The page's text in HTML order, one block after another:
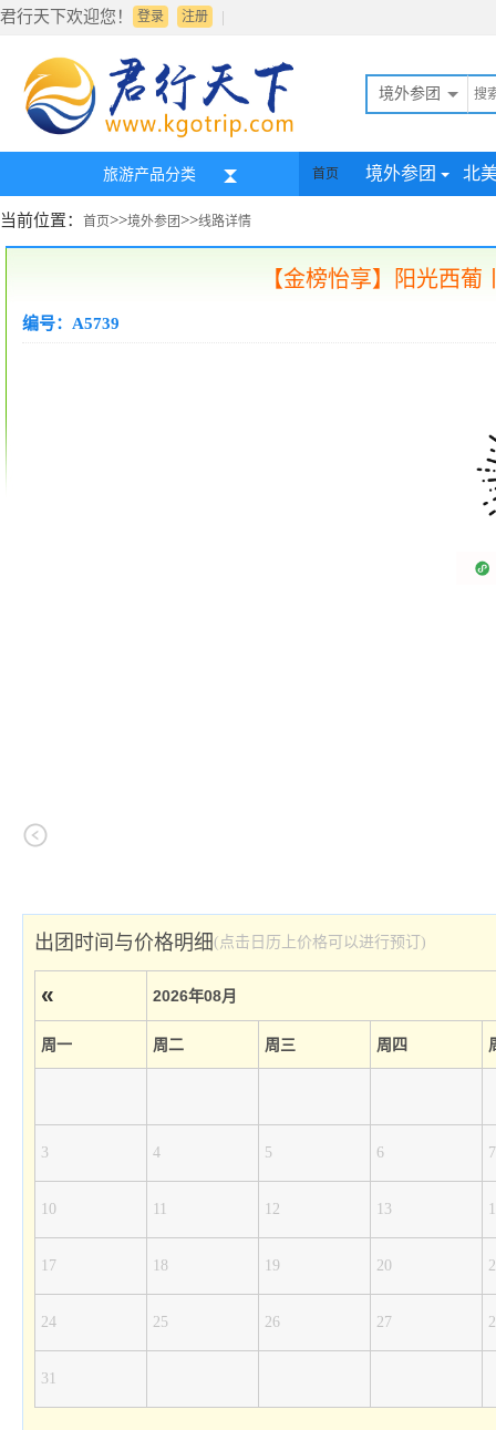
君行天下欢迎您！ 登录 |
注册
境外参团
旅游产品分类 首页 境外参团 北
当前位置： 首页>>境外参团>>线路详情
【金榜怡享】阳光西
编号：A5739
出团时间与价格明细(点击日历上价格可以进行预订)
« 2026年08月
周一 周二 周三 周四
3 4 5 6 7
10 11 12 13
17 18 19 20
24 25 26 27
31